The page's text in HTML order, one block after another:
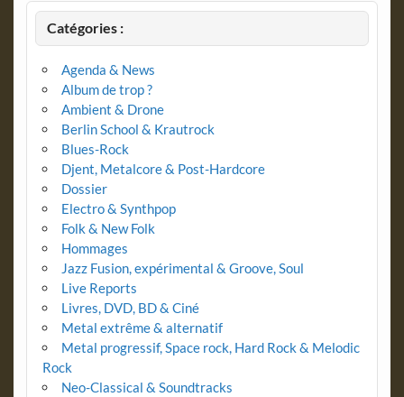
Catégories :
Agenda & News
Album de trop ?
Ambient & Drone
Berlin School & Krautrock
Blues-Rock
Djent, Metalcore & Post-Hardcore
Dossier
Electro & Synthpop
Folk & New Folk
Hommages
Jazz Fusion, expérimental & Groove, Soul
Live Reports
Livres, DVD, BD & Ciné
Metal extrême & alternatif
Metal progressif, Space rock, Hard Rock & Melodic
Rock
Neo-Classical & Soundtracks